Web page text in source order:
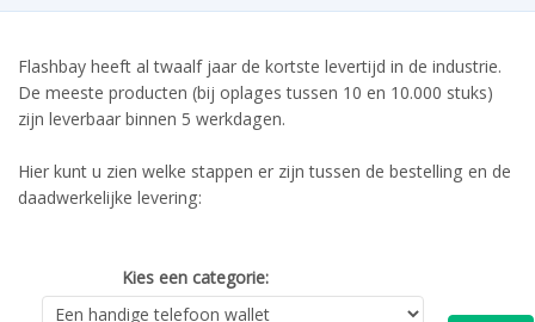
Flashbay heeft al twaalf jaar de kortste levertijd in de industrie.
De meeste producten (bij oplages tussen 10 en 10.000 stuks)
zijn leverbaar binnen 5 werkdagen.
Hier kunt u zien welke stappen er zijn tussen de bestelling en de
daadwerkelijke levering:
Kies een categorie: